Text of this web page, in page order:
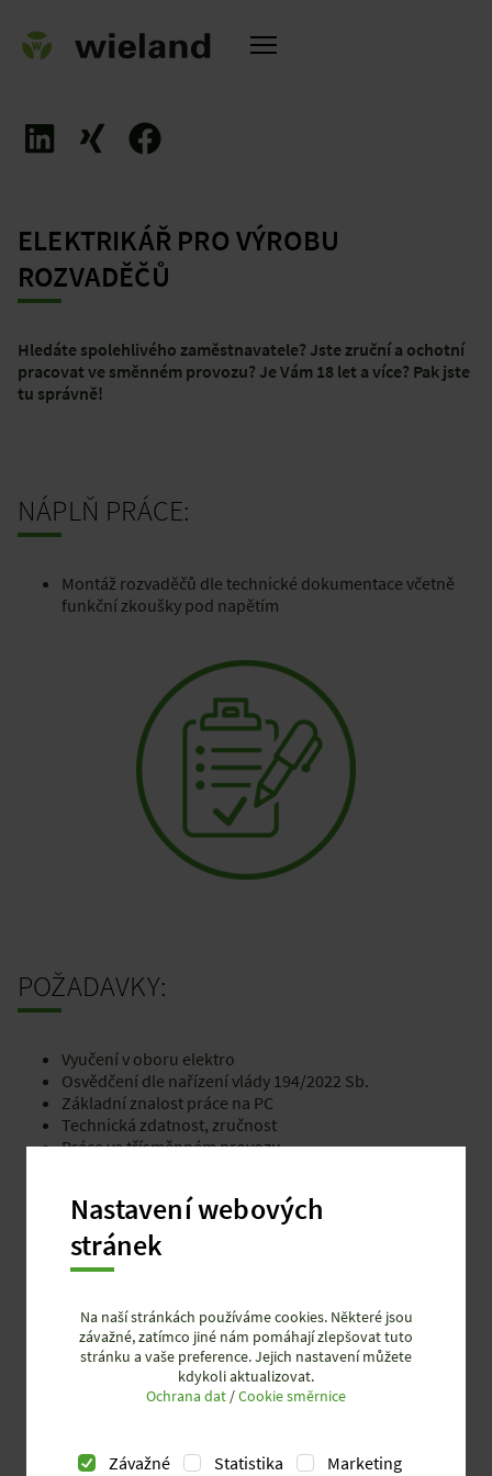
ELEKTRIKÁŘ PRO VÝROBU
ROZVADĚČŮ
Hledáte spolehlivého zaměstnavatele? Jste zruční a ochotní
pracovat ve směnném provozu? Je Vám 18 let a více? Pak jste
tu správně!
NÁPLŇ PRÁCE:
Montáž rozvaděčů dle technické dokumentace včetně
funkční zkoušky pod napětím
POŽADAVKY:
Vyučení v oboru elektro
Osvědčení dle nařízení vlády 194/2022 Sb.
Základní znalost práce na PC
Technická zdatnost, zručnost
Práce ve třísměnném provozu
Nastavení webových
stránek
Na naší stránkách používáme cookies. Některé jsou
závažné, zatímco jiné nám pomáhají zlepšovat tuto
stránku a vaše preference. Jejich nastavení můžete
kdykoli aktualizovat.
Ochrana dat /Cookie směrnice
Závažné Statistika Marketing